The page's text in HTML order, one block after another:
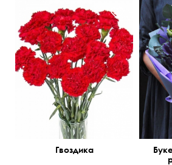
Одиночная гвоздика
поштучно.
Гвоздика